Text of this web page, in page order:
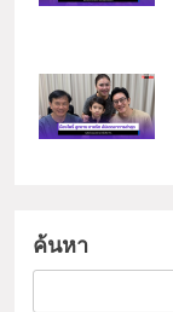
ค้นหา